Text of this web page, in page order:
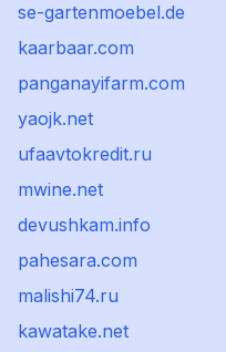
se-gartenmoebel.de
kaarbaar.com
panganayifarm.com
yaojk.net
ufaavtokredit.ru
mwine.net
devushkam.info
pahesara.com
malishi74.ru
kawatake.net